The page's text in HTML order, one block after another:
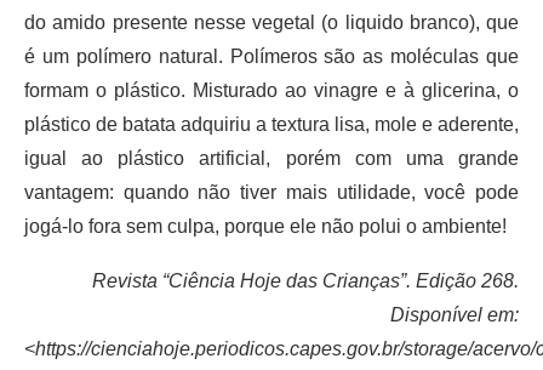
do amido presente nesse vegetal (o liquido branco), que
é um polímero natural. Polímeros são as moléculas que
formam o plástico. Misturado ao vinagre e à glicerina, o
plástico de batata adquiriu a textura lisa, mole e aderente,
igual ao plástico artificial, porém com uma grande
vantagem: quando não tiver mais utilidade, você pode
jogá-lo fora sem culpa, porque ele não polui o ambiente!
Revista “Ciência Hoje das Crianças”. Edição 268.
Disponível em:
<https://cienciahoje.periodicos.capes.gov.br/storage/acervo/